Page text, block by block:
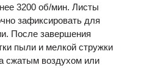
3200 об/мин. Листы
зафиксировать для
После завершения
пыли и мелкой стружки
сжатым воздухом или